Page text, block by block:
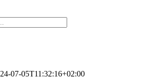
07-05T11:32:16+02:00